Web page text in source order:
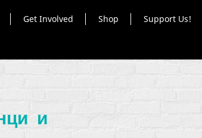
Get Involved Shop Support Us!
и